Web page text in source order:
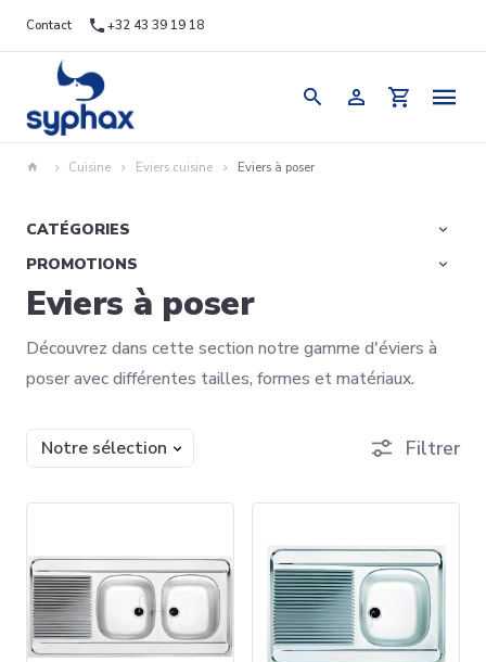
Contact +32 43 39 19 18
Cuisine Eviers cuisine Eviers à poser
CATÉGORIES
PROMOTIONS
Eviers à poser
Découvrez dans cette section notre gamme d'éviers à
poser avec différentes tailles, formes et matériaux.
Filtrer
Trier